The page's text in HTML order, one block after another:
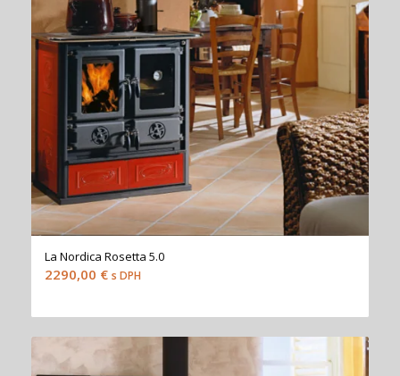
La Nordica Rosetta 5.0
2290,00 € s DPH